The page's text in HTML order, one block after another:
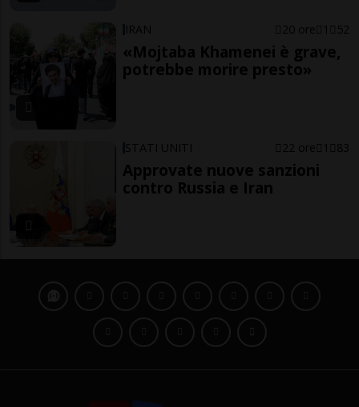
IRAN 20 ore 1 52
«Mojtaba Khamenei è grave,
potrebbe morire presto»
STATI UNITI 22 ore 1 83
Approvate nuove sanzioni
contro Russia e Iran